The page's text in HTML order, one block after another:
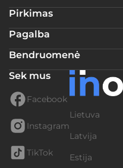
Pirkimas
Pagalba
Bendruomenė
Sek mus
Facebook
Instagram
TikTok
Lietuva
Latvija
Estija